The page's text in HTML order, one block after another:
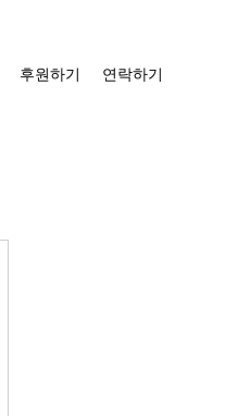
후원하기 연락하기